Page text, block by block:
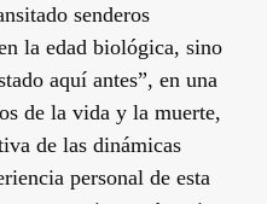
senderos
la edad biológica, sino
aquí antes”, en una
de la vida y la muerte,
de las dinámicas
personal de esta